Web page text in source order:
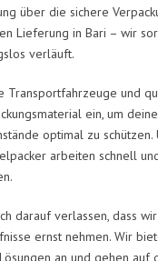
über die sichere
Lieferung in Bari – wir
verläuft.
Transportfahrzeuge und
ein, um
optimal zu schützen.
arbeiten schnell
darauf verlassen, dass
ernst nehmen. Wir
an und gehen auf